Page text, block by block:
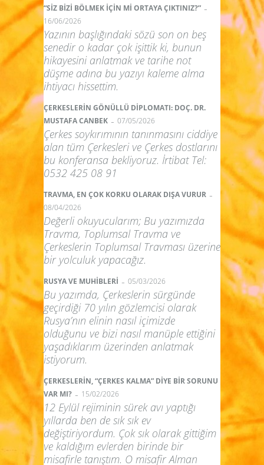
“SİZ BİZİ BÖLMEK İÇİN Mİ ORTAYA ÇIKTINIZ?” -
16/06/2026
Yazının başlığındaki sözü son on beş
senedir o kadar çok işittik ki, bunun
hikayesini anlatmak ve tarihe not
düşme adına bu yazıyı kaleme alma
ihtiyacı hissettim.
ÇERKESLERİN GÖNÜLLÜ DİPLOMATI: DOÇ. DR.
MUSTAFA CANBEK - 07/05/2026
Çerkes soykırımının tanınmasını ciddiye
alan tüm Çerkesleri ve Çerkes dostlarını
bu konferansa bekliyoruz. İrtibat Tel:
0532 425 08 91
TRAVMA, EN ÇOK KORKU OLARAK DIŞA VURUR -
08/04/2026
Değerli okuyucularım; Bu yazımızda
Travma, Toplumsal Travma ve
Çerkeslerin Toplumsal Travması üzerine
bir yolculuk yapacağız.
RUSYA VE MUHİBLERİ - 05/03/2026
Bu yazımda, Çerkeslerin sürgünde
geçirdiği 70 yılın gözlemcisi olarak
Rusya’nın elinin nasıl içimizde
olduğunu ve bizi nasıl manüple ettiğini
yaşadıklarım üzerinden anlatmak
istiyorum.
ÇERKESLERİN, “ÇERKES KALMA” DİYE BİR SORUNU
VAR MI? - 15/02/2026
12 Eylül rejiminin sürek avı yaptığı
yıllarda ben de sık sık ev
değiştiriyordum. Çok sık olarak gittiğim
ve kaldığım evlerden birinde bir
misafirle tanıştım. O misafir Alman